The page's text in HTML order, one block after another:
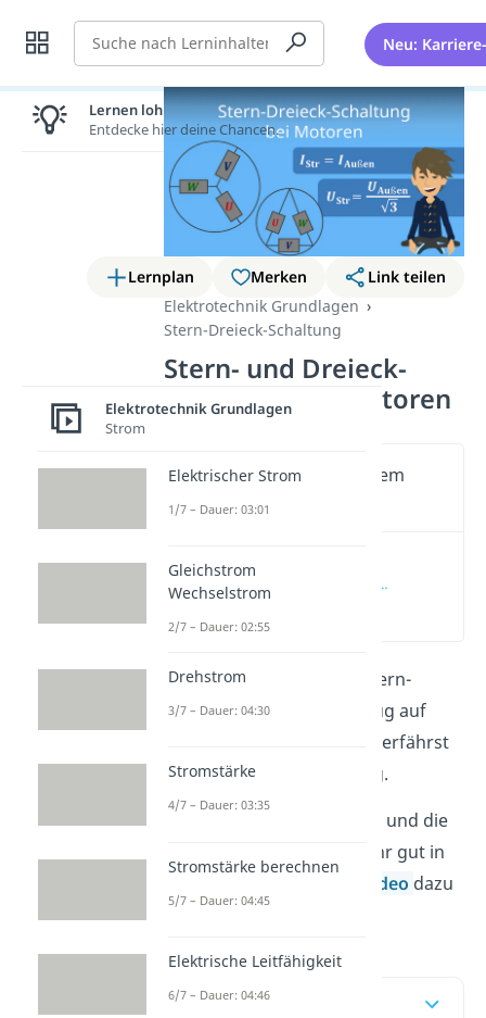
Suche Neu:
Lernplan Merken
Link teilen
Elektrotechnik Grundlagen
Stern-Dreieck-Schaltung
Stern- und Dreieck-
Schaltung bei Motoren
Wichtige Inhalte in diesem
Video
Was genau du bei einer Stern-
Dreieck-Schaltung im Bezug auf
Motoren beachten musst, erfährst
du hier in unserem Beitrag.
Die einzelnen Schaltungen und die
Details dazu kannst du sehr gut in
Video dazu
sehen!
Inhaltsübersicht
Lernen lohnt sich!
Entdecke hier deine Chancen.
Elektrotechnik Grundlagen
Strom
Elektrischer Strom
1/7 – Dauer: 03:01
Gleichstrom
Wechselstrom
2/7 – Dauer: 02:55
Drehstrom
3/7 – Dauer: 04:30
Stromstärke
4/7 – Dauer: 03:35
Stromstärke berechnen
5/7 – Dauer: 04:45
Elektrische Leitfähigkeit
6/7 – Dauer: 04:46